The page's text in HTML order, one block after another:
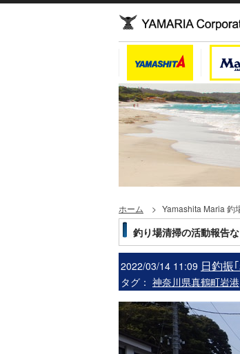
ホーム Yamashita Maria 釣
釣り場清掃の活動報告
2022/03/14 11:09 日釣振
タグ： 神奈川県真鶴町岩港